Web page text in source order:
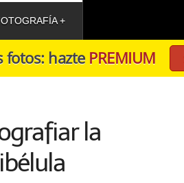
hazte PREMIUM
la